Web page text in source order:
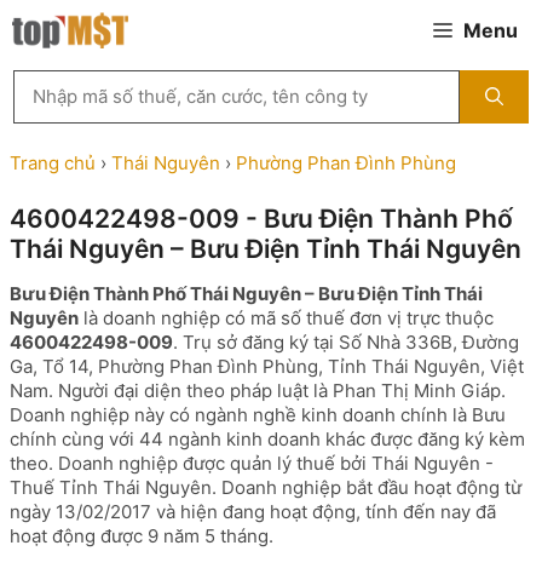
Chuyển
đến
Menu
kiếm
MST
theo
tên
ty,
người
diện
hoặc
mã
số
thuế
...
Trang chủ › Thái Nguyên › Phường Phan Đình Phùng
4600422498-009 - Bưu Điện Thành Phố
Thái Nguyên – Bưu Điện Tỉnh Thái Nguyên
Bưu Điện Thành Phố Thái Nguyên – Bưu Điện Tỉnh Thái
Nguyên là doanh nghiệp có mã số thuế đơn vị trực thuộc
4600422498-009. Trụ sở đăng ký tại Số Nhà 336B, Đường
Ga, Tổ 14, Phường Phan Đình Phùng, Tỉnh Thái Nguyên, Việt
Nam. Người đại diện theo pháp luật là Phan Thị Minh Giáp.
Doanh nghiệp này có ngành nghề kinh doanh chính là Bưu
chính cùng với 44 ngành kinh doanh khác được đăng ký kèm
theo. Doanh nghiệp được quản lý thuế bởi Thái Nguyên -
Thuế Tỉnh Thái Nguyên. Doanh nghiệp bắt đầu hoạt động từ
ngày 13/02/2017 và hiện đang hoạt động, tính đến nay đã
hoạt động được 9 năm 5 tháng.